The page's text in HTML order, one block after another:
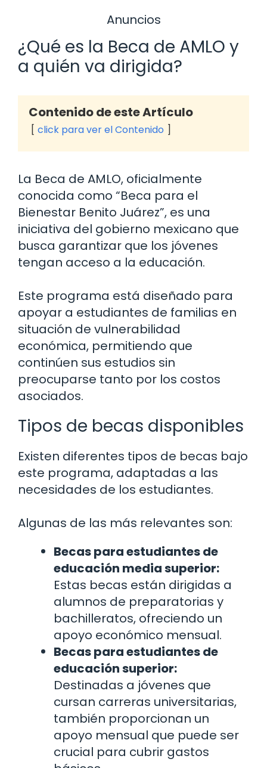
Anuncios
¿Qué es la Beca de AMLO y
a quién va dirigida?
Contenido de este Artículo
click para ver el Contenido
La Beca de AMLO, oficialmente
conocida como “Beca para el
Bienestar Benito Juárez”, es una
iniciativa del gobierno mexicano que
busca garantizar que los jóvenes
tengan acceso a la educación.
Este programa está diseñado para
apoyar a estudiantes de familias en
situación de vulnerabilidad
económica, permitiendo que
continúen sus estudios sin
preocuparse tanto por los costos
asociados.
Tipos de becas disponibles
Existen diferentes tipos de becas bajo
este programa, adaptadas a las
necesidades de los estudiantes.
Algunas de las más relevantes son:
Becas para estudiantes de
educación media superior:
Estas becas están dirigidas a
alumnos de preparatorias y
bachilleratos, ofreciendo un
apoyo económico mensual.
Becas para estudiantes de
educación superior:
Destinadas a jóvenes que
cursan carreras universitarias,
también proporcionan un
apoyo mensual que puede ser
crucial para cubrir gastos